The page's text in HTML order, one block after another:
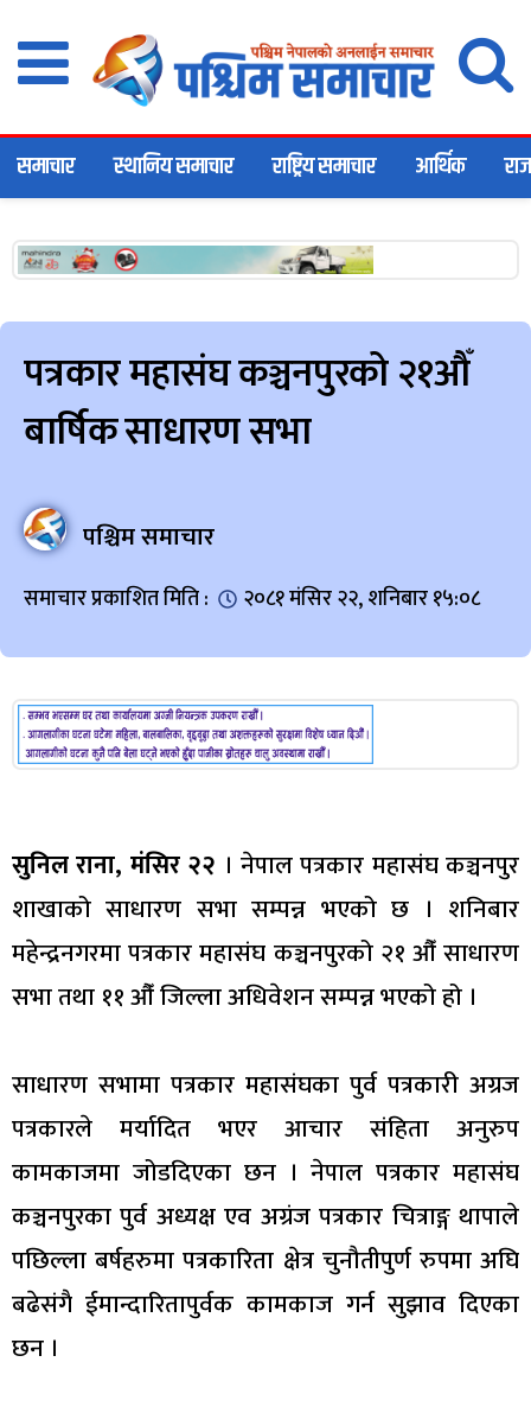
समाचार स्थानिय समाचार राष्ट्रिय समाचार आर्थिक
पत्रकार महासंघ कञ्चनपुरको २१औँ
बार्षिक साधारण सभा
पश्चिम समाचार
समाचार प्रकाशित मिति : २०८१ मंसिर २२, शनिबार १५:०८
सुनिल राना, मंसिर २२ । नेपाल पत्रकार महासंघ कञ्चनपुर
शाखाको साधारण सभा सम्पन्न भएको छ । शनिबार
महेन्द्रनगरमा पत्रकार महासंघ कञ्चनपुरको २१ औँ साधारण
सभा तथा ११ औँ जिल्ला अधिवेशन सम्पन्न भएको हो ।
साधारण सभामा पत्रकार महासंघका पुर्व पत्रकारी अग्रज
पत्रकारले मर्यादित भएर आचार संहिता अनुरुप
कामकाजमा जोडदिएका छन । नेपाल पत्रकार महासंघ
कञ्चनपुरका पुर्व अध्यक्ष एव अग्रंज पत्रकार चित्राङ्ग थापाले
पछिल्ला बर्षहरुमा पत्रकारिता क्षेत्र चुनौतीपुर्ण रुपमा अघि
बढेसंगै ईमान्दारितापुर्वक कामकाज गर्न सुझाव दिएका
छन ।